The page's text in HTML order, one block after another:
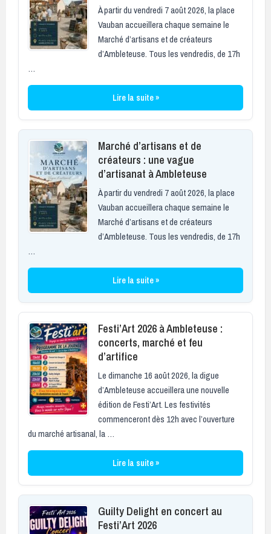
À partir du vendredi 7 août 2026, la place
Vauban accueillera chaque semaine le
Marché d’artisans et de créateurs
d’Ambleteuse. Tous les vendredis, de 17h
…
Lire la suite »
Marché d’artisans et de
créateurs : une vague
d’artisanat à Ambleteuse
À partir du vendredi 7 août 2026, la place
Vauban accueillera chaque semaine le
Marché d’artisans et de créateurs
d’Ambleteuse. Tous les vendredis, de 17h
…
Lire la suite »
Festi’Art 2026 à Ambleteuse :
concerts, marché et feu
d’artifice
Le dimanche 16 août 2026, la digue
d’Ambleteuse accueillera une nouvelle
édition de Festi’Art. Les festivités
commenceront dès 12h avec l’ouverture
du marché artisanal, la …
Lire la suite »
Guilty Delight en concert au
Festi’Art 2026